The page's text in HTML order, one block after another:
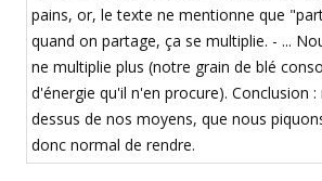
pains, or, le texte ne mentionne que
quand on partage, ça se multiplie. - ...
ne multiplie plus (notre grain de blé
d'énergie qu'il n'en procure). Conclusion
dessus de nos moyens, que nous
donc normal de rendre.